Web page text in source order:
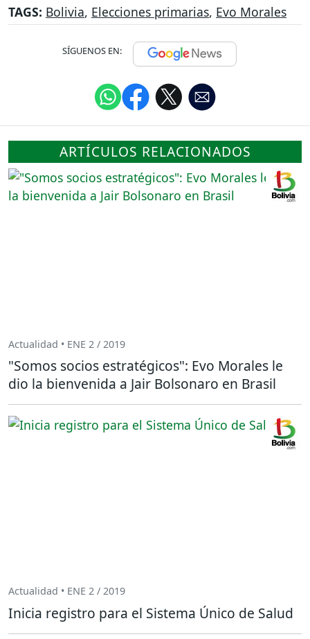
TAGS: Bolivia, Elecciones primarias, Evo Morales
SÍGUENOS EN:
ARTÍCULOS RELACIONADOS
Actualidad • ENE 2 / 2019
"Somos socios estratégicos": Evo Morales le
dio la bienvenida a Jair Bolsonaro en Brasil
Actualidad • ENE 2 / 2019
Inicia registro para el Sistema Único de Salud